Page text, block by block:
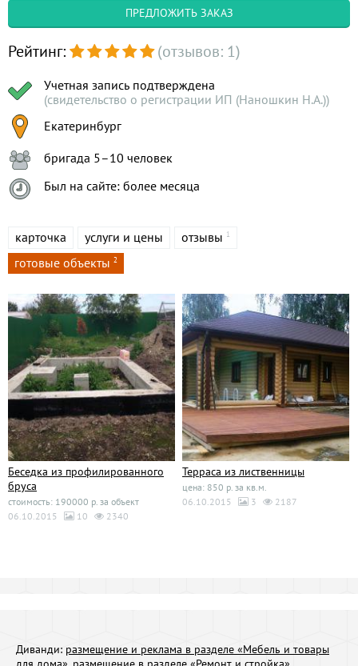
ПРЕДЛОЖИТЬ ЗАКАЗ
Рейтинг: (отзывов: 1)
Учетная запись подтверждена
(свидетельство о регистрации ИП (Наношкин Н.А.))
Екатеринбург
бригада 5–10 человек
Был на сайте: более месяца
карточка услуги и цены отзывы 1
готовые объекты 2
Беседка из профилированного
бруса
стоимость: 190000 р. за объект
06.10.2015
10 2340
Терраса из лиственницы
цена: 850 р. за кв.м.
06.10.2015
3 2187
Диванди: размещение и реклама в разделе «Мебель и товары